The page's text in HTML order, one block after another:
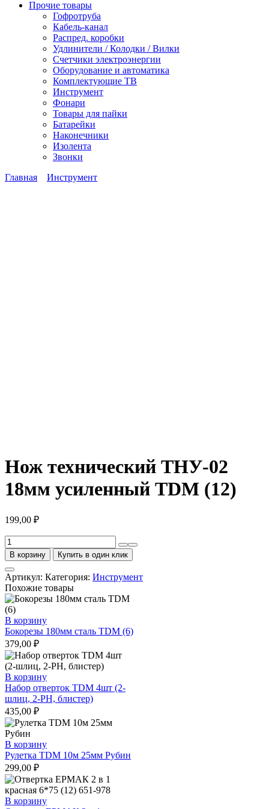
Прочие товары
Гофротруба
Кабель-канал
Распред. коробки
Удлинители / Колодки / Вилки
Счетчики электроэнергии
Оборудование и автоматика
Комплектующие ТВ
Инструмент
Фонари
Товары для пайки
Батарейки
Наконечники
Изолента
Звонки
Главная
Инструмент
Нож технический ТНУ-02
18мм усиленный TDM (12)
199,00 ₽
Количество
товара
Нож
технический
ТНУ-02
18мм
усиленный
TDM
(12)
В корзину Купить в один клик
Артикул: Категория: Инструмент
Похожие товары
В корзину
Бокорезы 180мм сталь TDM (6)
379,00 ₽
В корзину
Набор отверток TDM 4шт (2-
шлиц, 2-РН, блистер)
435,00 ₽
В корзину
Рулетка TDM 10м 25мм Рубин
299,00 ₽
В корзину